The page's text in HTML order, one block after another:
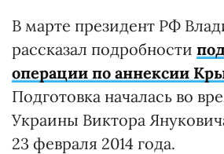
В марте президент РФ
рассказал подробности
операции по аннексии
Подготовка началась во
Украины Виктора
23 февраля 2014 года.